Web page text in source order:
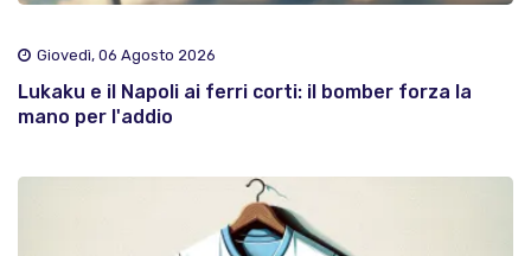
Giovedì, 06 Agosto 2026
Lukaku e il Napoli ai ferri corti: il bomber forza la
mano per l'addio